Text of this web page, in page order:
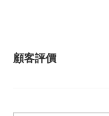
顧客評價